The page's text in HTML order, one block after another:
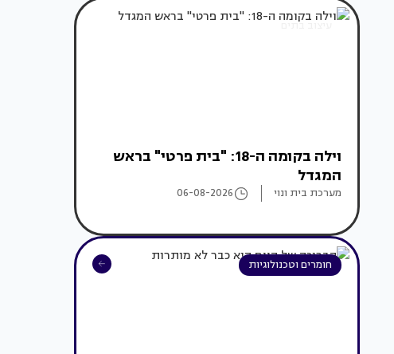
עיצוב בתים
וילה בקומה ה-18: "בית פרטי" בראש
המגדל
מערכת בית ונוי 06-08-2026
חומרים וטכנולוגיות